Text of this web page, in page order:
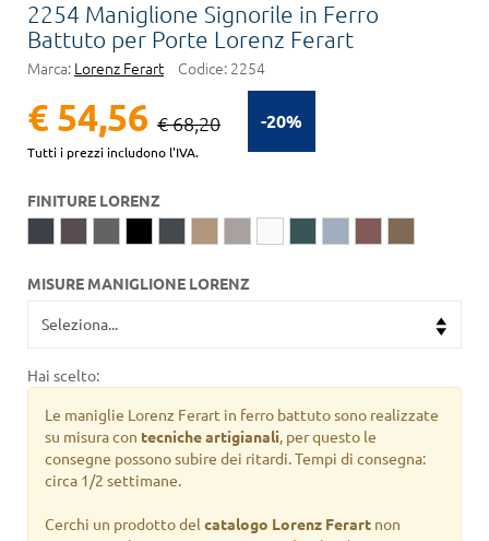
2254 Maniglione Signorile in Ferro
Battuto per Porte Lorenz Ferart
Marca: Lorenz Ferart Codice: 2254
-20%
€ 54,56 € 68,20
Tutti i prezzi includono l'IVA.
FINITURE LORENZ
MISURE MANIGLIONE LORENZ
Hai scelto:
Le maniglie Lorenz Ferart in ferro battuto sono realizzate
su misura con tecniche artigianali, per questo le
consegne possono subire dei ritardi. Tempi di consegna:
circa 1/2 settimane.
Cerchi un prodotto del catalogo Lorenz Ferart non